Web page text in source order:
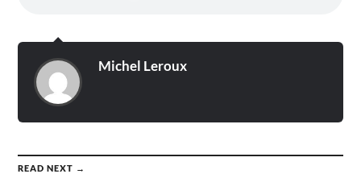
Michel Leroux
READ NEXT →